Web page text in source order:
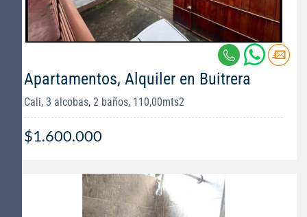
Apartamentos, Alquiler en Buitrera
Cali, 3 alcobas, 2 baños, 110,00mts2
$1.600.000